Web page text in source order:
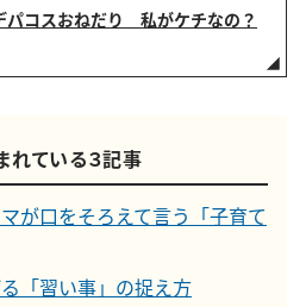
パコスおねだり 私がケチなの？
れている３記事
が口をそろえて言う「子育て
「習い事」の捉え方